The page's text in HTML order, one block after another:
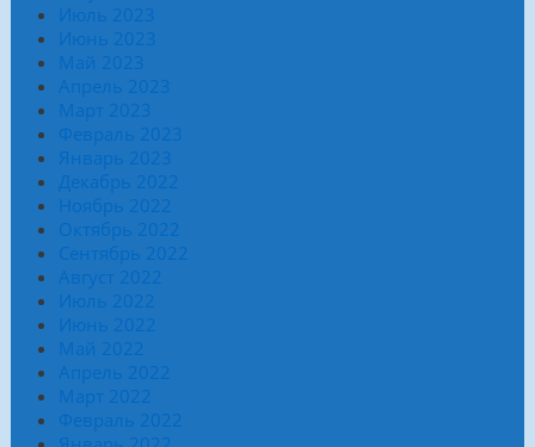
Июль 2023
Июнь 2023
Май 2023
Апрель 2023
Март 2023
Февраль 2023
Январь 2023
Декабрь 2022
Ноябрь 2022
Октябрь 2022
Сентябрь 2022
Август 2022
Июль 2022
Июнь 2022
Май 2022
Апрель 2022
Март 2022
Февраль 2022